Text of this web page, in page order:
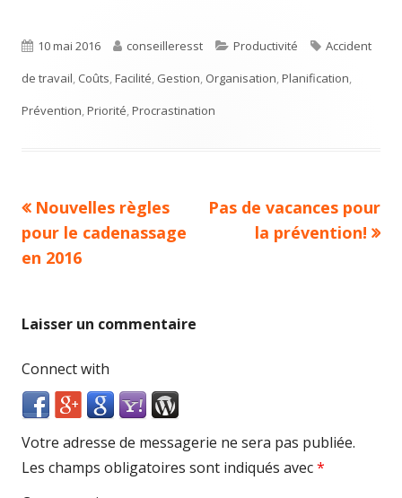
Publié
le
10 mai 2016 Auteur
conseilleresst Catégories
Productivité Étiquettes
Accident
de travail, Coûts,Facilité, Gestion, Organisation,Planification,
Prévention,Priorité,Procrastination
Navigation
de
Article
précédent :
Nouvelles règles
pour le cadenassage
en 2016
Article
suivant :
Pas de vacances pour
la prévention!
Laisser un commentaire
Connect with
Votre adresse de messagerie ne sera pas publiée.
Les champs obligatoires sont indiqués avec*